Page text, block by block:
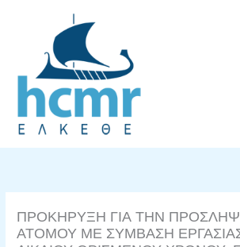
περιεχόμενο
ΠΡΟΚΗΡΥΞΗ ΓΙΑ ΤΗΝ
ΑΤΟΜΟΥ ΜΕ ΣΥΜΒΑΣΗ ΕΡΓΑΣΙΑΣ